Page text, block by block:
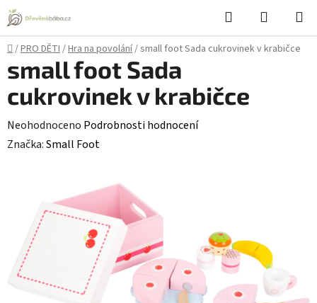
Přejít
na
obsah
Hledat
KOŠÍK
Domů
/PRO DĚTI/Hra na povolání/small foot Sada cukrovinek v krabičce
small foot Sada
cukrovinek v krabičce
Průměrné
hodnocení
hvězdiček.
Neohodnoceno Podrobnosti hodnocení
Značka:Small Foot